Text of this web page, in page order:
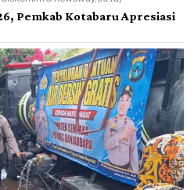
Pemkab Kotabaru Apresiasi